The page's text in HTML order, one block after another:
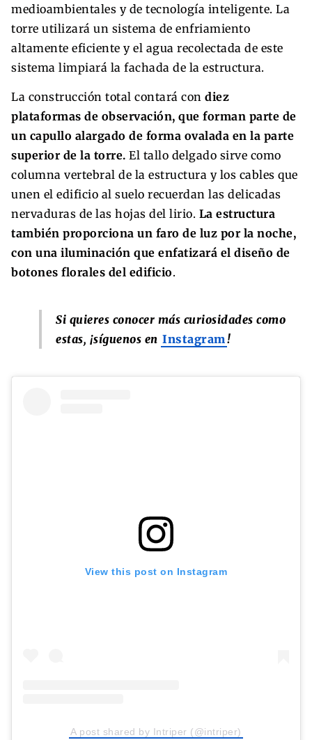
medioambientales y de tecnología inteligente. La
torre utilizará un sistema de enfriamiento
altamente eficiente y el agua recolectada de este
sistema limpiará la fachada de la estructura.
La construcción total contará con diez
plataformas de observación, que forman parte de
un capullo alargado de forma ovalada en la parte
superior de la torre. El tallo delgado sirve como
columna vertebral de la estructura y los cables que
unen el edificio al suelo recuerdan las delicadas
nervaduras de las hojas del lirio. La estructura
también proporciona un faro de luz por la noche,
con una iluminación que enfatizará el diseño de
botones florales del edificio.
Si quieres conocer más curiosidades como
estas, ¡síguenos en Instagram!
View this post on Instagram
A post shared by Intriper (@intriper)